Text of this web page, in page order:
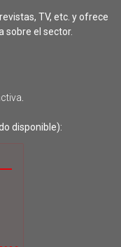
TV, etc. y ofrece
sobre el sector.
disponible):